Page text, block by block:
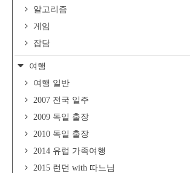
알고리즘
게임
잡담
여행
여행 일반
2007 전국 일주
2009 독일 출장
2010 독일 출장
2014 유럽 가족여행
2015 런던 with 따느님